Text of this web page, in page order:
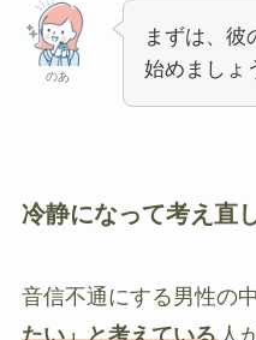
のあ
まずは、彼
始めましょ
冷静になって考え直
音信不通にする男性の中
たい」と考えている人